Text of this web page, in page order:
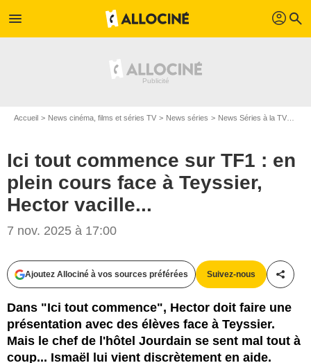
menu profil search
Accueil News cinéma, films et séries TV News séries News Séries à la TV
Ici tout commence sur TF1 : en
plein cours face à Teyssier,
Hector vacille...
7 nov. 2025 à 17:00
Ajoutez Allociné à vos sources préférées Suivez-nous
Dans "Ici tout commence", Hector doit faire une
présentation avec des élèves face à Teyssier.
Mais le chef de l'hôtel Jourdain se sent mal tout à
coup... Ismaël lui vient discrètement en aide.